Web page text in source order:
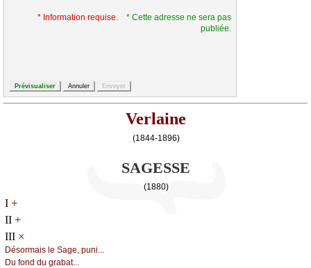
* Information requise.
* Cette adresse ne sera pas
publiée.
Verlaine
(1844-1896)
SAGESSE
(1880)
I +
II +
III ×
Désоrmаis lе Sаgе, puni...
Du fоnd du grаbаt...